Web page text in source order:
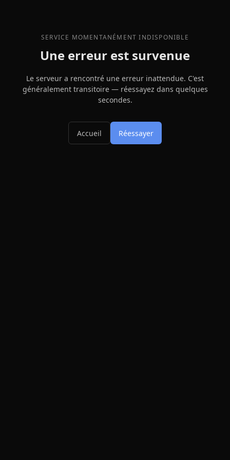
SERVICE MOMENTANÉMENT INDISPONIBLE
Une erreur est survenue
Le serveur a rencontré une erreur inattendue. C'est
généralement transitoire — réessayez dans quelques
secondes.
Accueil Réessayer